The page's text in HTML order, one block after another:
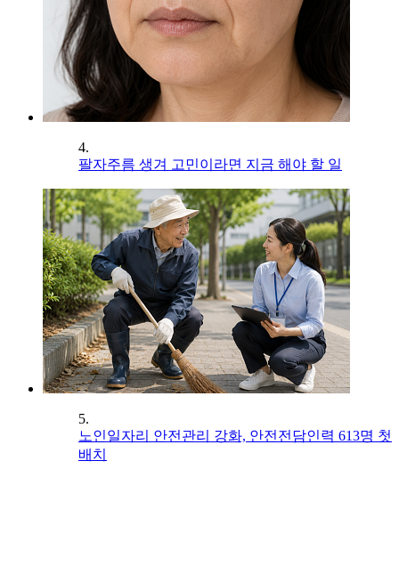
4.
팔자주름 생겨 고민이라면 지금 해야 할 일
5.
노인일자리 안전관리 강화, 안전전담인력 613명 첫
배치